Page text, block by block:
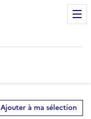
Ajouter à ma sélection